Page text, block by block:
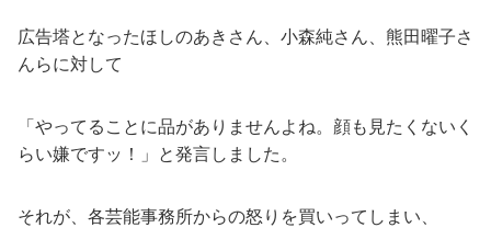
広告塔となったほしのあきさん、小森純さん、熊田曜子さ
んらに対して
「やってることに品がありませんよね。顔も見たくないく
らい嫌ですッ！」と発言しました。
それが、各芸能事務所からの怒りを買いってしまい、